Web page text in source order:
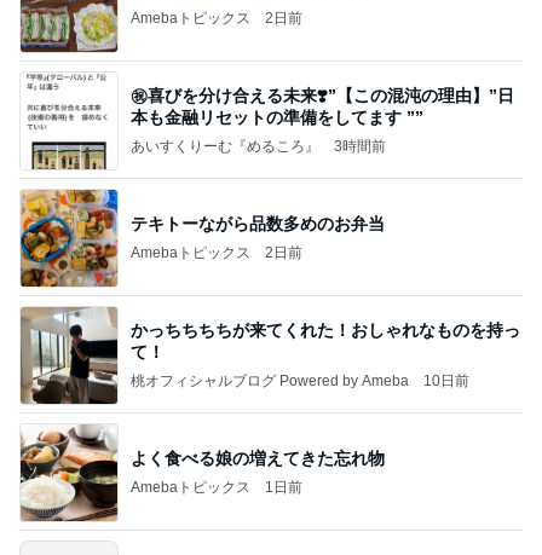
Amebaトピックス 2日前
㊗️喜びを分け合える未来❣️”【この混沌の理由】”⽇
本も⾦融リセットの準備をしてます ””
あいすくりーむ『めるころ』 3時間前
テキトーながら品数多めのお弁当
Amebaトピックス 2日前
かっちちちちが来てくれた！おしゃれなものを持っ
て！
桃オフィシャルブログ Powered by Ameba 10日前
よく食べる娘の増えてきた忘れ物
Amebaトピックス 1日前